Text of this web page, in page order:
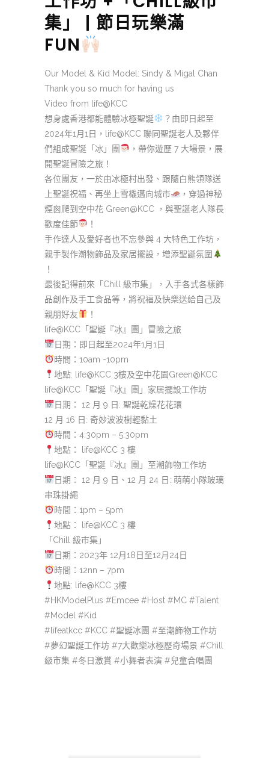
集」 | 節日玩樂滿
FUN
Our Model & Kid Model: Sindy & Migal Chan
Thank you so much for having us
Video from life@KCC
想身處香港都能體驗冰極聖誕
？由即日起至
2024年1月1日，life@KCC 聯同聖誕老人及夥伴
們組成聖誕「冰」團
，帶你遊歷 7 大場景，展
開聖誕冒險之旅！
各位團友，一於由冰極村出發、跟隨白熊領隊送
上聖誕祝福、再坐上雪橇邁向城市
，穿過神秘
煙囪爬到空中花 Green@KCC ，與聖誕老人隊長
歡度佳節
！
手作達人及愛好者也不忘參與 4 大特色工作坊，
親手製作潮物飾品及家居擺設，增添聖誕氛圍
！
最後記得前來「Chill 級市集」，入手各式各樣飾
品創作及手工食品等，將祝福及快樂送給自己及
親朋好友
！
life@KCC「聖誕『冰』團」冒險之旅
日期：即日起至2024年1月1日
時間：10am -10pm
地點: life@KCC 3樓及空中花園Green@KCC
life@KCC「聖誕『冰』團」家居擺設工作坊
日期： 12 月 9 日: 聖誕乾燥花花環
12 月 16 日: 奇妙波波樹輕黏土
時間：4:30pm – 5:30pm
地點：
life@KCC 3 樓
life@KCC「聖誕『冰』團」至潮飾物工作坊
日期： 12 月 9 日、12 月 24 日: 萌萌小隊玻璃
串珠掛繩
時間：1pm – 5pm
地點： life@KCC 3 樓
「Chill 級市集」
日期：2023年 12月18日至12月24日
時間：12nn – 7pm
地點: life@KCC 3樓
#HKModelPlus #Emcee #Host #MC #Talent
#Model #Kid
#lifeatkcc #KCC #聖誕冰團 #至潮飾物工作坊
#夢幻聖誕工作坊 #7大歡樂冰極歷奇場景 #Chill
級市集 #冬日激賞 #小舞者表演 #兒童合唱團